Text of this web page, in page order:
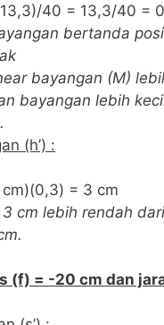
40 = 13,3/40 =
bertanda
bayangan (M)
bayangan lebih
(h’) :
cm)(0,3) = 3 cm
3 cm lebih rendah
(f) = -20 cm dan